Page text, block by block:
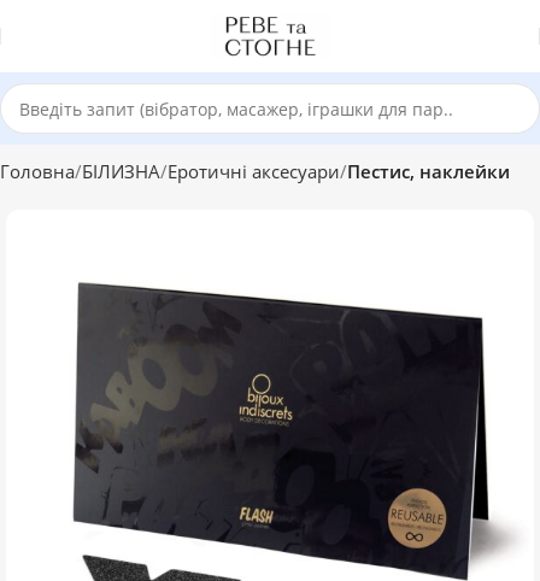
Головна БІЛИЗНА Еротичні аксесуари Пестис, наклейки